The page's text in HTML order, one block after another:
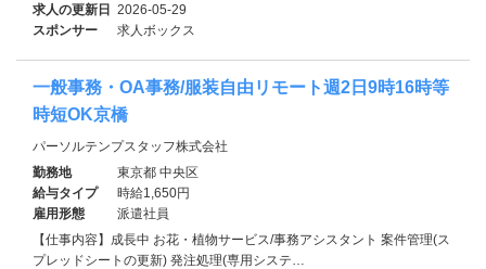
求人の更新日 2026-05-29
スポンサー
求人ボックス
一般事務・OA事務/服装自由リモート週2日9時16時等
時短OK京橋
パーソルテンプスタッフ株式会社
勤務地
東京都 中央区
給与タイプ
時給1,650円
雇用形態
派遣社員
【仕事内容】成長中 お花・植物サービス/事務アシスタント 案件管理(ス
プレッドシートの更新) 発注処理(専用システ…